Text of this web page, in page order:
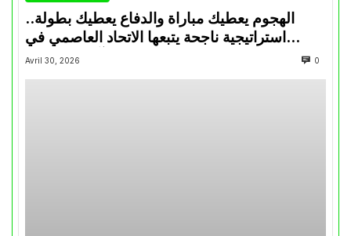
الهجوم يعطيك مباراة والدفاع يعطيك بطولة..
استراتيجية ناجحة يتبعها الاتحاد العاصمي في
تتويجاته آخر السنوات
Avril 30, 2026 0